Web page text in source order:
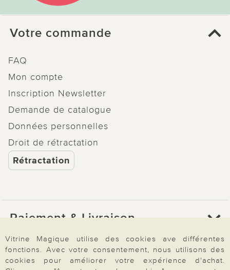
Votre commande
FAQ
Mon compte
Inscription Newsletter
Demande de catalogue
Données personnelles
Droit de rétractation
Rétractation
Paiement & Livraison
À propos de nous
Vitrine Magique utilise des cookies ave différentes
fonctions. Avec votre consentement, nous utilisons des
cookies pour améliorer votre expérience d'achat.